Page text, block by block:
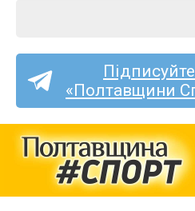
«Полтавщини